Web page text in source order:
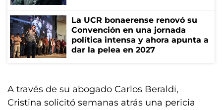
La UCR bonaerense renovó su
Convención en una jornada
política intensa y ahora apunta a
dar la pelea en 2027
A través de su abogado Carlos Beraldi,
Cristina solicitó semanas atrás una pericia